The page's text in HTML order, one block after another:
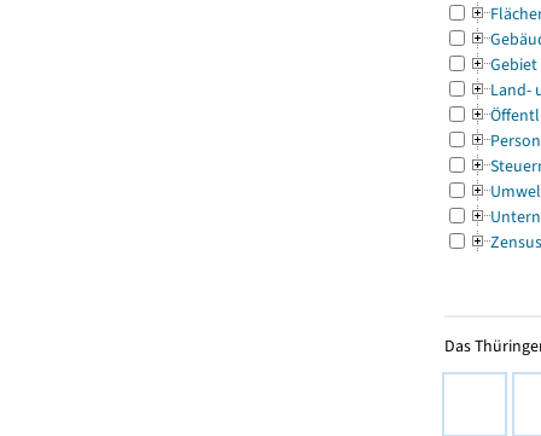
Gebiet
Land-
Zensus
Das